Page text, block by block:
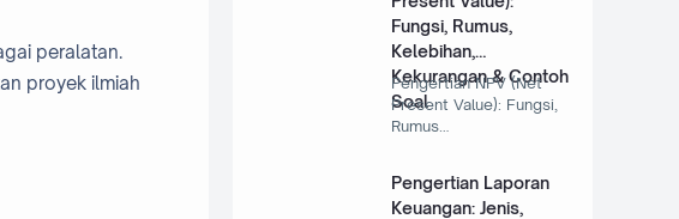
peralatan.
proyek ilmiah
Fungsi, Rumus,
Kelebihan,
Kekurangan & Contoh
Soal
Pengertian NPV (Net
Present Value): Fungsi,
Rumus…
Pengertian Laporan
Keuangan: Jenis,